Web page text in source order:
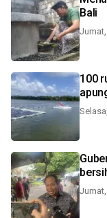
Bali
100